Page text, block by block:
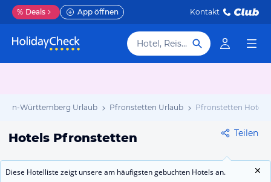
% Deals App öffnen Kontakt
Hotel, Reiseziel
Württemberg Urlaub Pfronstetten Urlaub Pfronstetten Hotels
Hotels Pfronstetten Teilen
Diese Hotelliste zeigt unsere am häufigsten gebuchten Hotels an.